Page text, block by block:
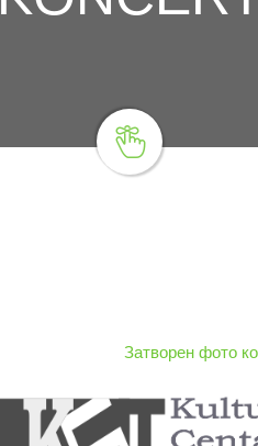
Затворен фото